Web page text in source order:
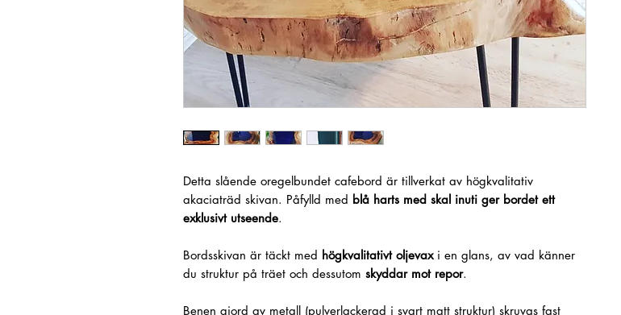
Detta slående oregelbundet cafebord är tillverkat av högkvalitativ
akaciaträd skivan. Påfylld med blå harts med skal inuti ger bordet ett
exklusivt utseende.
Bordsskivan är täckt med högkvalitativt oljevaxi en glans, av vad känner
du struktur på träet och dessutom skyddar mot repor.
Benen gjord av metall (pulverlackerad i svart matt struktur) skruvas fast